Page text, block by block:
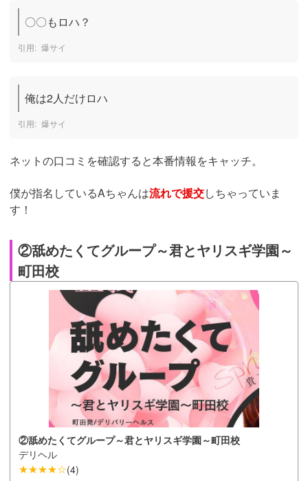
〇〇もロハ？
爆サイ
俺は2人だけロハ
爆サイ
ネットの口コミを確認すると本番情報をキャッチ。
僕が指名しているAちゃんは流れで援交しちゃっていま
す！
②舐めたくてグループ～君とヤリスギ学園～
町田校
②舐めたくてグループ～君とヤリスギ学園～町田校
デリヘル
★★★★☆(4)